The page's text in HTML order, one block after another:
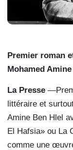
Premier roman
Mohamed
La Presse
littéraire et
Amine Ben Hlel
El Hafsia» ou La
comme une